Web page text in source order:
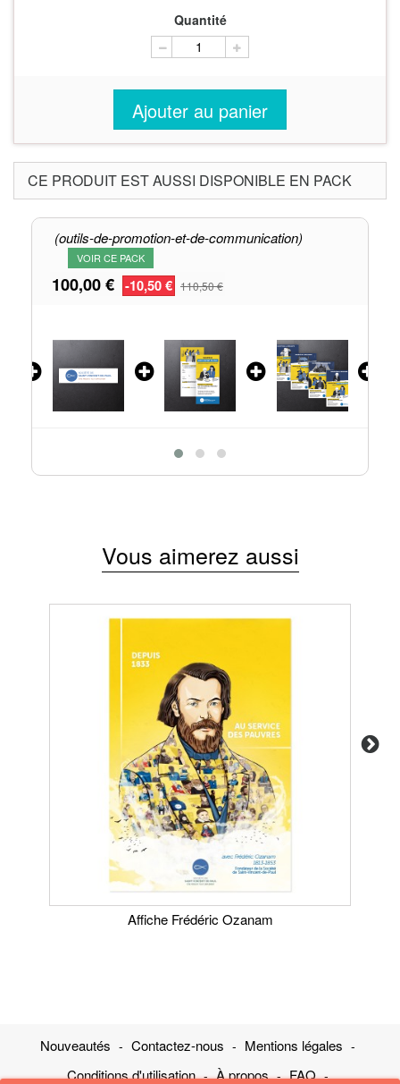
Quantité
Ajouter au panier
CE PRODUIT EST AUSSI DISPONIBLE EN PACK
(outils-de-promotion-et-de-communication)
VOIR CE PACK
100,00 € -10,50 € 110,50 €
Vous aimerez aussi
Affiche Frédéric Ozanam
Nouveautés Contactez-nous
Mentions légales
Conditions d'utilisation
À propos FAQ